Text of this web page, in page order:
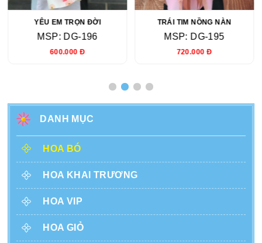
YÊU EM TRỌN ĐỜI
MSP: DG-196
600.000 Đ
TRÁI TIM NỒNG NÀN
MSP: DG-195
720.000 Đ
DANH MỤC
HOA BÓ
HOA KHAI TRƯƠNG
HOA VIP
HOA GIỎ